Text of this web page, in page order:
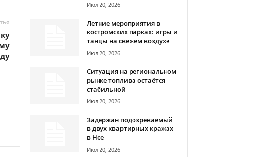
Июл 20, 2026
Летние мероприятия в
костромских парках: игры и
танцы на свежем воздухе
Июл 20, 2026
Ситуация на региональном
рынке топлива остаётся
стабильной
Июл 20, 2026
Задержан подозреваемый
в двух квартирных кражах
в Нее
Июл 20, 2026